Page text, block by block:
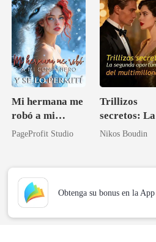
Mi hermana me
robó a mi
compañero y se
PageProfit Studio
Trillizos
secretos: La
segunda
Nikos Boudin
Obtenga su bonus en la App